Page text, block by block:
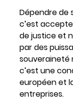
Dépendre de
c’est
de justice et
par des
souveraineté
c’est une
européen et
entreprises.